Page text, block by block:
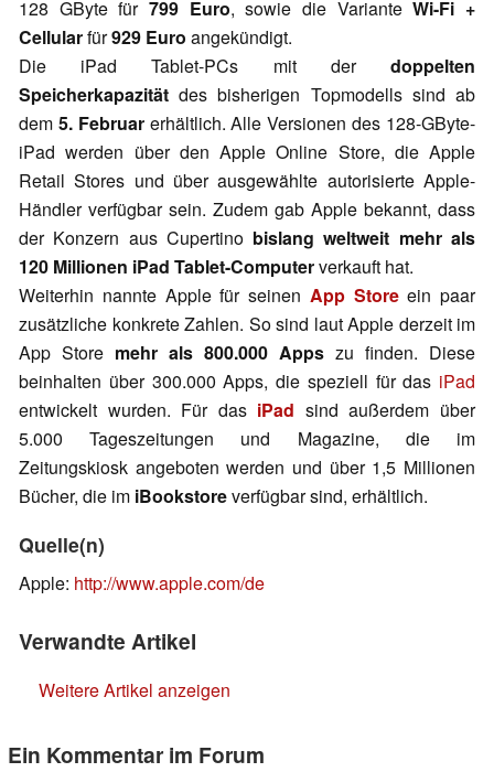
128 GByte für 799 Euro, sowie die VarianteWi-Fi +
Cellularfür929 Euro angekündigt.
Die iPad Tablet-PCs mit der doppelten
Speicherkapazität des bisherigen Topmodells sind ab
dem 5. Februarerhältlich. Alle Versionen des 128-GByte-
iPad werden über den Apple Online Store, die Apple
Retail Stores und über ausgewählte autorisierte Apple-
Händler verfügbar sein. Zudem gab Apple bekannt, dass
der Konzern aus Cupertino bislang weltweit mehr als
120 Millionen iPad Tablet-Computerverkauft hat.
Weiterhin nannte Apple für seinen App Storeein paar
zusätzliche konkrete Zahlen. So sind laut Apple derzeit im
App Store mehr als 800.000 Apps zu finden. Diese
beinhalten über 300.000 Apps, die speziell für das iPad
entwickelt wurden. Für das iPad sind außerdem über
5.000 Tageszeitungen und Magazine, die im
Zeitungskiosk angeboten werden und über 1,5 Millionen
Bücher, die im iBookstoreverfügbar sind, erhältlich.
Quelle(n)
Apple: http://www.apple.com/de
Verwandte Artikel
Weitere Artikel anzeigen
Ein Kommentar im Forum